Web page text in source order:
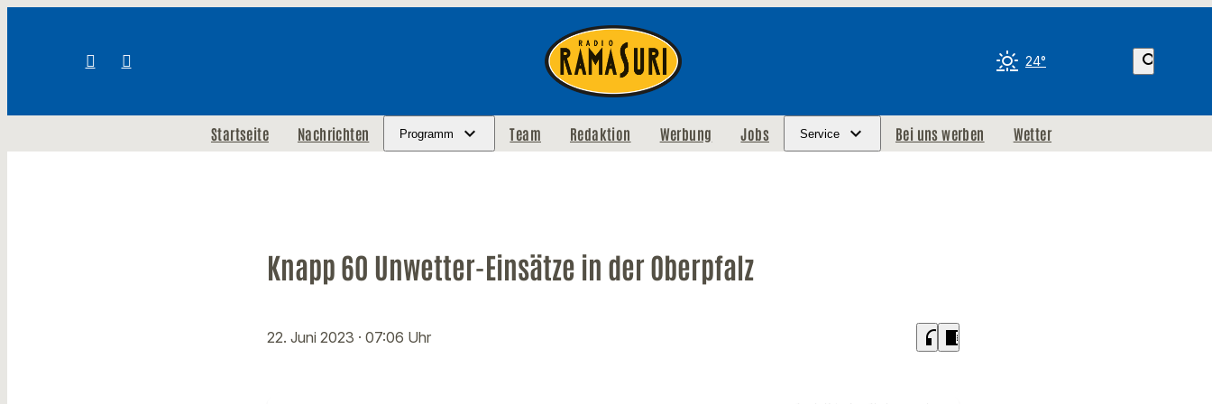
24° search
Startseite Nachrichten Programm Team Redaktion Werbung Jobs Service Bei uns werben Wetter
Knapp 60 Unwetter-Einsätze in der Oberpfalz
22. Juni 2023 · 07:06 Uhr headphones chrome_reader_mode